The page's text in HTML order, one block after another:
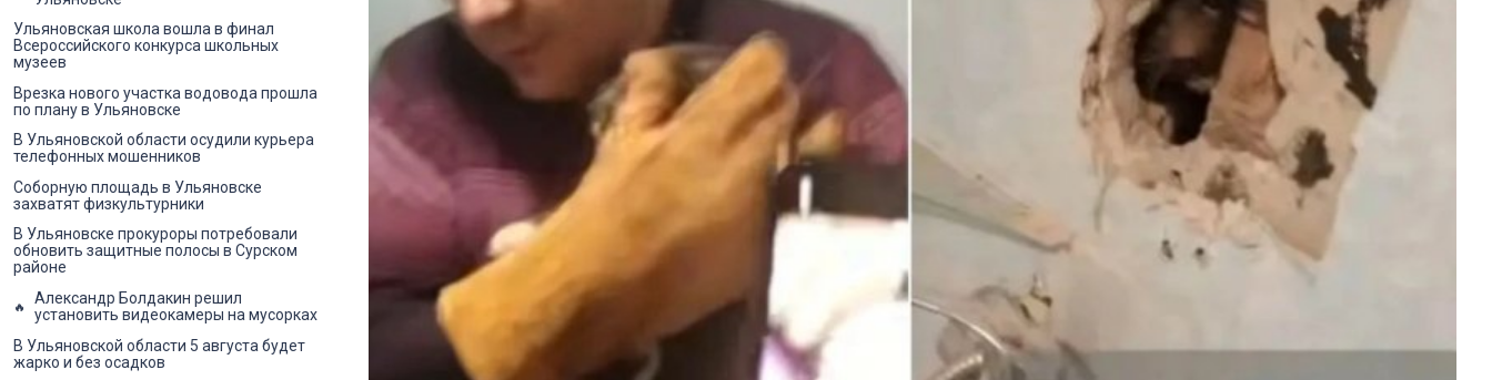
Ульяновская школа вошла в финал
Всероссийского конкурса школьных
музеев
Врезка нового участка водовода прошла
по плану в Ульяновске
В Ульяновской области осудили курьера
телефонных мошенников
Соборную площадь в Ульяновске
захватят физкультурники
В Ульяновске прокуроры потребовали
обновить защитные полосы в Сурском
районе
Александр Болдакин решил
установить видеокамеры на мусорках
В Ульяновской области 5 августа будет
жарко и без осадков